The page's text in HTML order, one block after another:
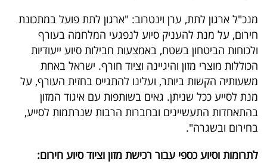
ניוזלטרים
מייל
אדום
פרסמו
מנכ"ל ארגון לתת, ערן וינטרוב: "ארגון לתת פועל במתכונת
חירום, על מנת להעניק סיוע לנפגעי המלחמה בעורף
ולכוחות הביטחון בשטח, באמצעות חבילות סיוע ייעודיות
הכוללות מוצרי מזון והיגיינה וציוד חורף. ישראל באחת
משעותיה הקשות ביותר, ועלינו להתגייס בחזית העורף, על
מנת לסייע ככל שניתן. גאים בשותפות עם איגוד המזון
בהתאחדות התעשיינים ובחברות הרבות שנרתמות לסייע,
בחירום ובשגרה".
לתרומות וסיוע כספי עבור רכישת מזון וציוד סיוע חירום: